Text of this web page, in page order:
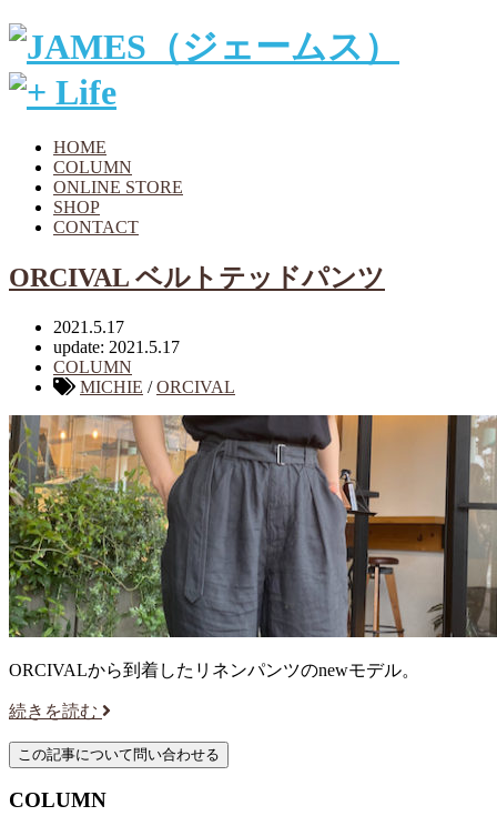
HOME
COLUMN
ONLINE STORE
SHOP
CONTACT
ORCIVAL ベルトテッドパンツ
2021.5.17
update: 2021.5.17
COLUMN
MICHIE /ORCIVAL
ORCIVALから到着したリネンパンツのnewモデル。
続きを読む
COLUMN